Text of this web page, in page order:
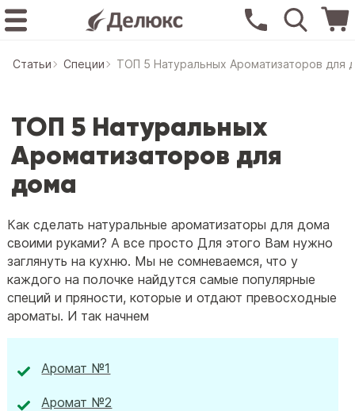
Статьи Специи ТОП 5 Натуральных Ароматизаторов для
ТОП 5 Натуральных
Ароматизаторов для
дома
Как сделать натуральные ароматизаторы для дома
своими руками? А все просто Для этого Вам нужно
заглянуть на кухню. Мы не сомневаемся, что у
каждого на полочке найдутся самые популярные
специй и пряности, которые и отдают превосходные
ароматы. И так начнем
Аромат №1
Аромат №2